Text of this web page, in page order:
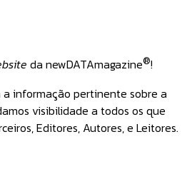
da newDATAmagazine®!
informação pertinente sobre a
visibilidade a todos os que
Editores, Autores, e Leitores.